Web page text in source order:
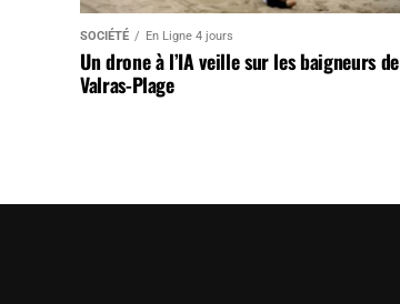
SOCIÉTÉ En Ligne 4 jours
Un drone à l’IA veille sur les baigneurs de
Valras-Plage